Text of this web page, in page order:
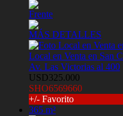
Frente
MÁS DETALLES
Local en Venta en San
Av. Las Victorias al 400
USD325.000
SHO6569660
+/- Favorito
365 m²